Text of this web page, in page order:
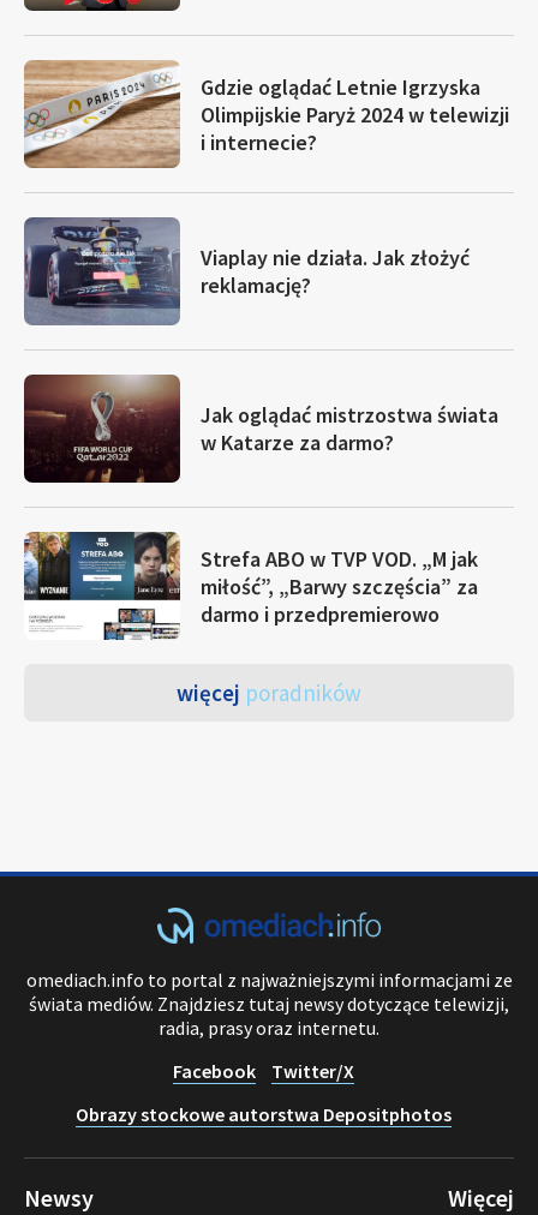
Gdzie oglądać Letnie Igrzyska
Olimpijskie Paryż 2024 w telewizji
i internecie?
Viaplay nie działa. Jak złożyć
reklamację?
Jak oglądać mistrzostwa świata
w Katarze za darmo?
Strefa ABO w TVP VOD. „M jak
miłość”, „Barwy szczęścia” za
darmo i przedpremierowo
więcej poradników
omediach.info to portal z najważniejszymi informacjami ze
świata mediów. Znajdziesz tutaj newsy dotyczące telewizji,
radia, prasy oraz internetu.
Facebook
Twitter/X
Obrazy stockowe autorstwa Depositphotos
Newsy Więcej